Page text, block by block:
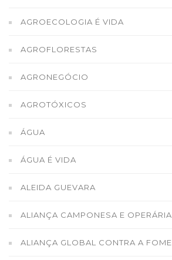
AGROECOLOGIA É VIDA
AGROFLORESTAS
AGRONEGÓCIO
AGROTÓXICOS
ÁGUA
ÁGUA É VIDA
ALEIDA GUEVARA
ALIANÇA CAMPONESA E OPERÁRIA
ALIANÇA GLOBAL CONTRA A FOME